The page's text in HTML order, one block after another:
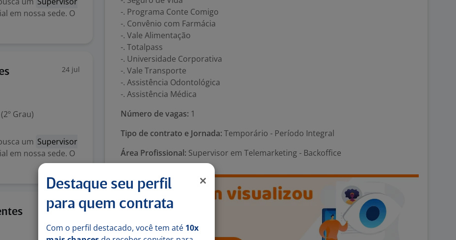
em nossa sede. O
24 jul
Grau)
um Supervisor
em nossa sede. O
17 jul
-. Programa Conte Comigo
-. Convênio com Farmácia
-. Vale Alimentação
-. Totalpass
-. Universidade Corporativa
-. Vale Transporte
-. Assistência Odontológica
-. Assistência Médica
Número de vagas: 1
Tipo de contrato e Jornada: Temporário - Período Integral
Área Profissional: Supervisor em Telemarketing - Backoffice
Destaque seu perfil
para quem contrata
Com o perfil destacado, você tem até 10x